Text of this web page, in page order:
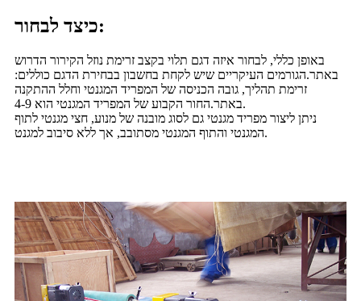
כיצד לבחור:
באופן כללי, לבחור איזה דגם תלוי בקצב זרימת נוזל הקירור הדרוש
באתר.הגורמים העיקריים שיש לקחת בחשבון בבחירת הדגם כוללים:
זרימת תהליך, גובה הכניסה של המפריד המגנטי וחלל ההתקנה
באתר.החור הקבוע של המפריד המגנטי הוא 4-9.
ניתן ליצור מפריד מגנטי גם לסוג מובנה של מנוע, חצי מגנטי לתוף
המגנטי והתוף המגנטי מסתובב, אך ללא סיבוב למגנט.